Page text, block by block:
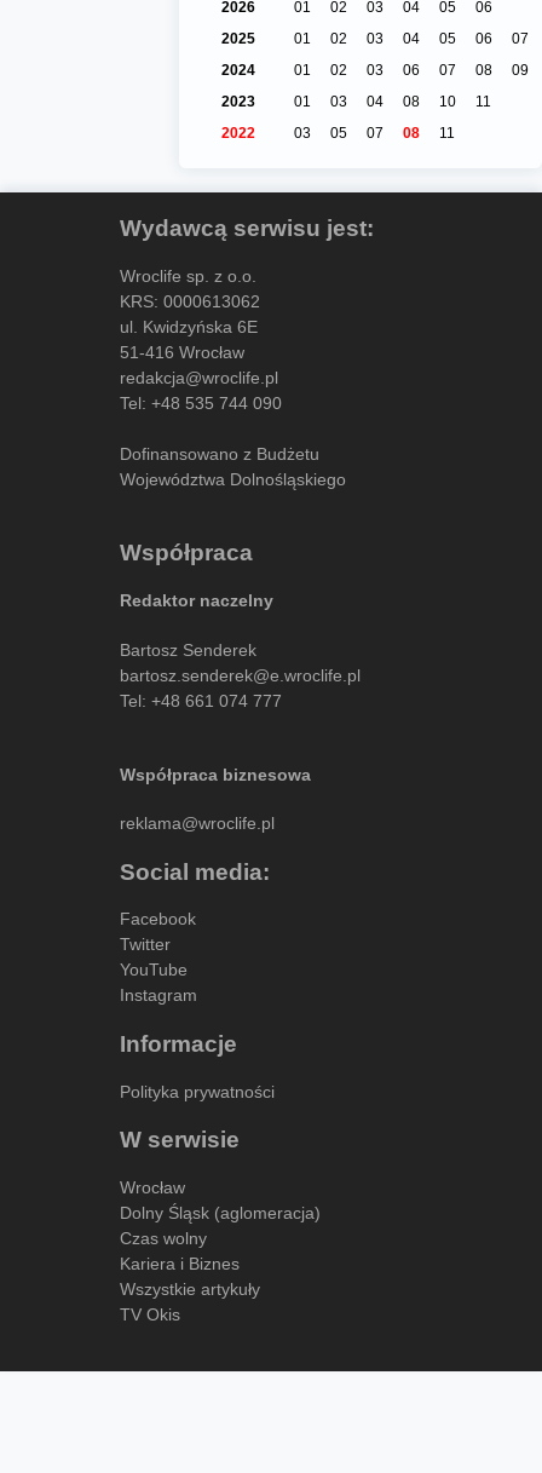
2026 01 02 03 04 05
06
2025
01 02 03 04 05 06
07
2024
01 02 03 06 07 08
09
2023
01 03 04 08 10
11
2022
03 05 07 08 11
Wydawcą serwisu jest:
Wroclife sp. z o.o.
KRS: 0000613062
ul. Kwidzyńska 6E
51-416 Wrocław
redakcja@wroclife.pl
Tel: +48 535 744 090
Dofinansowano z Budżetu
Województwa Dolnośląskiego
Współpraca
Redaktor naczelny
Bartosz Senderek
bartosz.senderek@e.wroclife.pl
Tel: +48 661 074 777
Współpraca biznesowa
reklama@wroclife.pl
Social media:
Facebook
Twitter
YouTube
Instagram
Informacje
Polityka prywatności
W serwisie
Wrocław
Dolny Śląsk (aglomeracja)
Czas wolny
Kariera i Biznes
Wszystkie artykuły
TV Okis